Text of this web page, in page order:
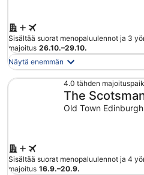
Sisältää suorat menopaluulennot ja 3
majoitus 26.10.–29.10.
Näytä enemmän
4.0 tähden
The
Old Town Edinburgh
Sisältää suorat menopaluulennot ja 4
majoitus 16.9.–20.9.